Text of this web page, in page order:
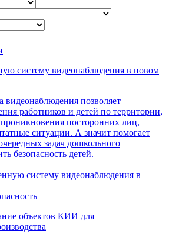
систему видеонаблюдения в новом
видеонаблюдения позволяет
работников и детей по территории,
посторонних лиц,
ситуации. А значит помогает
задач дошкольного
безопасность детей.
объектов КИИ для